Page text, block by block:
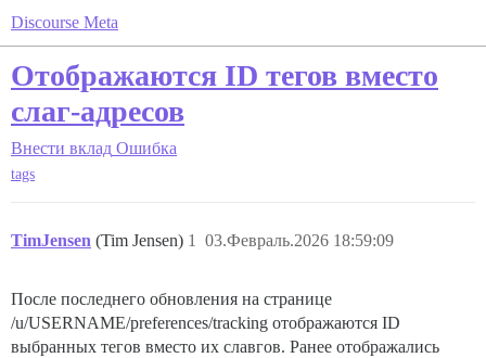
Discourse Meta
Отображаются ID тегов вместо
слаг-адресов
Внести вклад Ошибка
tags
TimJensen (Tim Jensen) 03.Февраль.2026 18:59:09
1
После последнего обновления на странице
/u/USERNAME/preferences/tracking отображаются ID
выбранных тегов вместо их славгов. Ранее отображались